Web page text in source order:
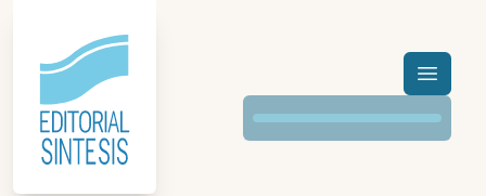
Menú